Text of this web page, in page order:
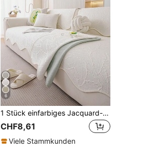
6
1 Stück einfarbiges Jacquard-asymmetrisches Eisseiden-Textur Sofakissen, moderner Luxus Sofabezug, ganzjährig universell, rutschfest atmungsaktiv fixierter Sofabezug, knitterfrei, weich & zart, schützt Sofa, maschinenwaschbar, nicht verformbar & nicht pillend, langanhaltend & verschleißfest, kratzfest gegen Katzen, fleckenresistent, Sofa Renovierung, Sofa Dekoration, verbessert Atmosphäre, Boho-Stil, 1-4 Sitzer, L-förmiges Sofa, Sofabezug, Couchbezug
CHF8,61
Viele Stammkunden